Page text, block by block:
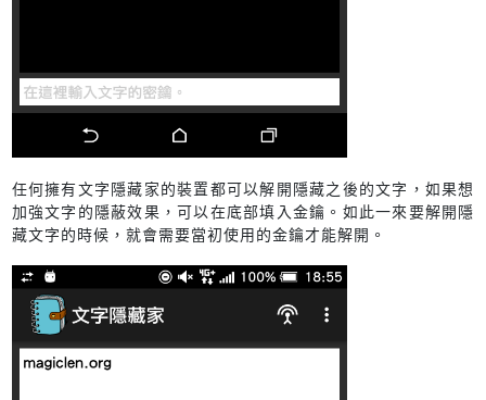
任何擁有文字隱藏家的裝置都可以解開隱藏之後的文字，如果想
加強文字的隱蔽效果，可以在底部填入金鑰。如此一來要解開隱
藏文字的時候，就會需要當初使用的金鑰才能解開。